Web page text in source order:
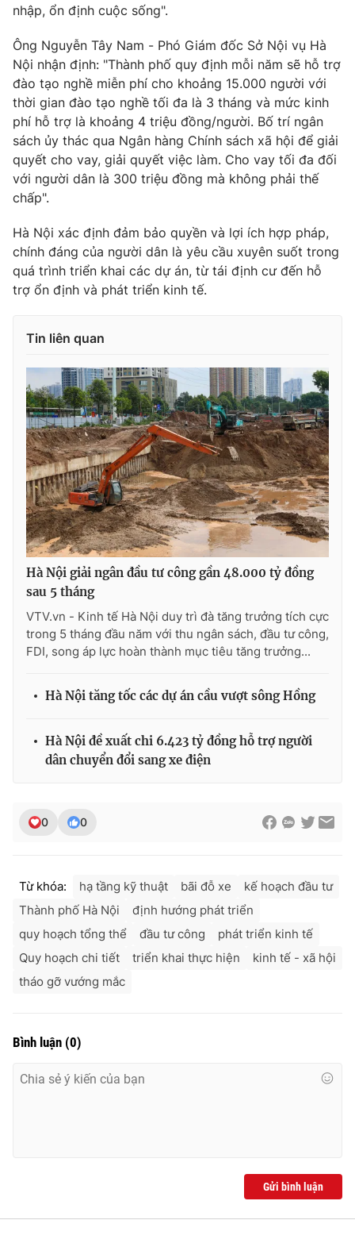
nhập, ổn định cuộc sống".
Ông Nguyễn Tây Nam - Phó Giám đốc Sở Nội vụ Hà
Nội nhận định: "Thành phố quy định mỗi năm sẽ hỗ trợ
đào tạo nghề miễn phí cho khoảng 15.000 người với
thời gian đào tạo nghề tối đa là 3 tháng và mức kinh
phí hỗ trợ là khoảng 4 triệu đồng/người. Bố trí ngân
sách ủy thác qua Ngân hàng Chính sách xã hội để giải
quyết cho vay, giải quyết việc làm. Cho vay tối đa đối
với người dân là 300 triệu đồng mà không phải thế
chấp".
Hà Nội xác định đảm bảo quyền và lợi ích hợp pháp,
chính đáng của người dân là yêu cầu xuyên suốt trong
quá trình triển khai các dự án, từ tái định cư đến hỗ
trợ ổn định và phát triển kinh tế.
Tin liên quan
Hà Nội giải ngân đầu tư công gần 48.000 tỷ đồng
sau 5 tháng
VTV.vn - Kinh tế Hà Nội duy trì đà tăng trưởng tích cực
trong 5 tháng đầu năm với thu ngân sách, đầu tư công,
FDI, song áp lực hoàn thành mục tiêu tăng trưởng...
Hà Nội tăng tốc các dự án cầu vượt sông Hồng
Hà Nội đề xuất chi 6.423 tỷ đồng hỗ trợ người
dân chuyển đổi sang xe điện
0 0
Từ khóa: hạ tầng kỹ thuật bãi đỗ xe
kế hoạch đầu tư
Thành phố Hà Nội
định hướng phát triển
quy hoạch tổng thể
đầu tư công
phát triển kinh tế
Quy hoạch chi tiết
triển khai thực hiện
kinh tế - xã hội
tháo gỡ vướng mắc
Bình luận (0)
Gửi bình luận